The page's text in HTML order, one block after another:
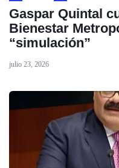
Gaspar Quintal
Bienestar
“simulación”
julio 23, 2026